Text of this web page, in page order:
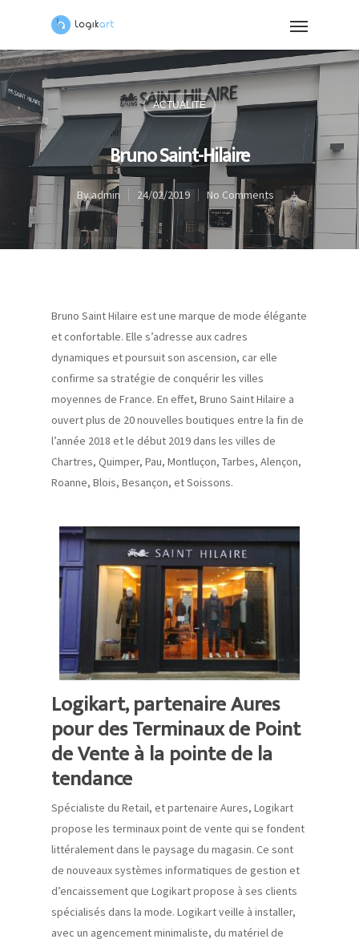
ACTUALITÉ
Bruno Saint-Hilaire
Byadmin 24/02/2019 No Comments
Bruno Saint Hilaire est une marque de mode élégante
et confortable. Elle s’adresse aux cadres
dynamiques et poursuit son ascension, car elle
confirme sa stratégie de conquérir les villes
moyennes de France. En effet, Bruno Saint Hilaire a
ouvertplus de 20nouvelles boutiques entre la fin de
l’année 2018 et le début 2019 dans les villes de
Chartres, Quimper, Pau, Montluçon, Tarbes, Alençon,
Roanne, Blois, Besançon, et Soissons.
Logikart, partenaire Aures
pour des Terminaux de Point
de Vente à la pointe de la
tendance
Spécialiste du Retail, et partenaire Aures, Logikart
propose les terminaux point de vente qui se fondent
littéralement dans le paysage du magasin. Ce sont
de nouveaux systèmes informatiques de gestion et
d’encaissement que Logikartpropose à ses clients
spécialisés dans la mode. Logikartveille à installer,
avec un agencement minimaliste, du matériel de